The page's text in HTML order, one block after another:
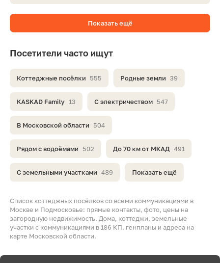
Список коттеджных посёлков со всеми коммуникациями в
Москве и Подмосковье: прямые контакты, фото, цены на
загородную недвижимость. Дома, коттеджи, земельные
участки с коммуникациями в 186 КП, генпланы и адреса на
карте Московской области.
Посетители часто ищут
Коттеджные посёлки 555 Родные земли 39
KASKAD Family 13 С электричеством 547
В Московской области 504
Рядом с водоёмами 502 До 70 км от МКАД 491
С земельными участками 489 Показать ещё
Показать ещё